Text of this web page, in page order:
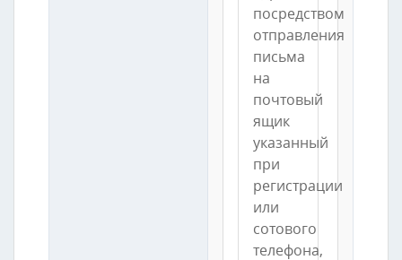
посредством
отправления
письма
на
почтовый
ящик
указанный
при
регистрации
или
сотового
телефона,